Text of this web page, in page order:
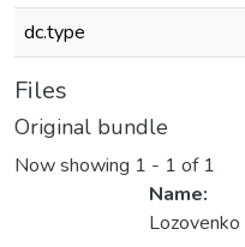
dc.type
Files
Original bundle
Now showing 1 - 1 of 1
Name:
Lozovenko